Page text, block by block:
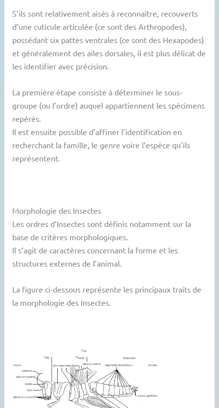
S’ils sont relativement aisés à reconnaître, recouverts
d’une cuticule articulée (ce sont des Arthropodes),
possédant six pattes ventrales (ce sont des Hexapodes)
et généralement des ailes dorsales, il est plus délicat de
les identifier avec précision.
La première étape consiste à déterminer le sous-
groupe (ou l’ordre) auquel appartiennent les spécimens
repérés.
Il est ensuite possible d’affiner l’identification en
recherchant la famille, le genre voire l’espèce qu’ils
représentent.
Morphologie des Insectes
Les ordres d’Insectes sont définis notamment sur la
base de critères morphologiques.
Il s’agit de caractères concernant la forme et les
structures externes de l’animal.
La figure ci-dessous représente les principaux traits de
la morphologie des Insectes.